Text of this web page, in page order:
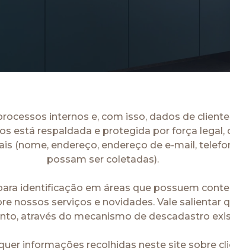
internos e, com isso, dados de
está respaldada e protegida por força
(nome, endereço, endereço de e-mail,
possam ser coletadas).
identificação em áreas que possuem
nossos serviços e novidades. Vale salientar
através do mecanismo de descadastro
informações recolhidas neste site sobre